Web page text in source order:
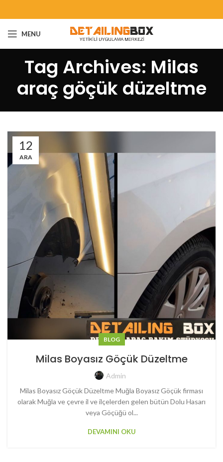
MENU
Tag Archives: Milas
araç göçük düzeltme
12
ARA
BLOG
Milas Boyasız Göçük Düzeltme
Admin
Milas Boyasız Göçük Düzeltme Muğla Boyasız Göçük firması
olarak Muğla ve çevre il ve ilçelerden gelen bütün Dolu Hasarı
veya Göçüğü ol...
DEVAMINI OKU